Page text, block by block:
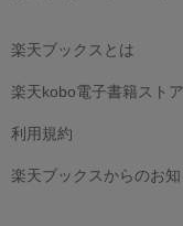
楽天ブックスとは
楽天kobo電子書籍スト
利用規約
楽天ブックスからのお